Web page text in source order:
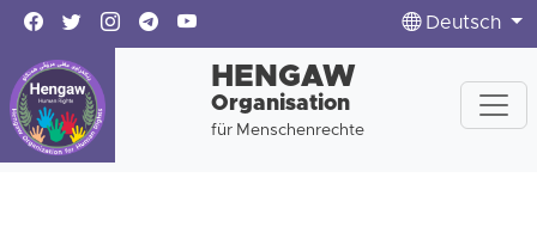
Deutsch
HENGAW
Organisation
für Menschenrechte